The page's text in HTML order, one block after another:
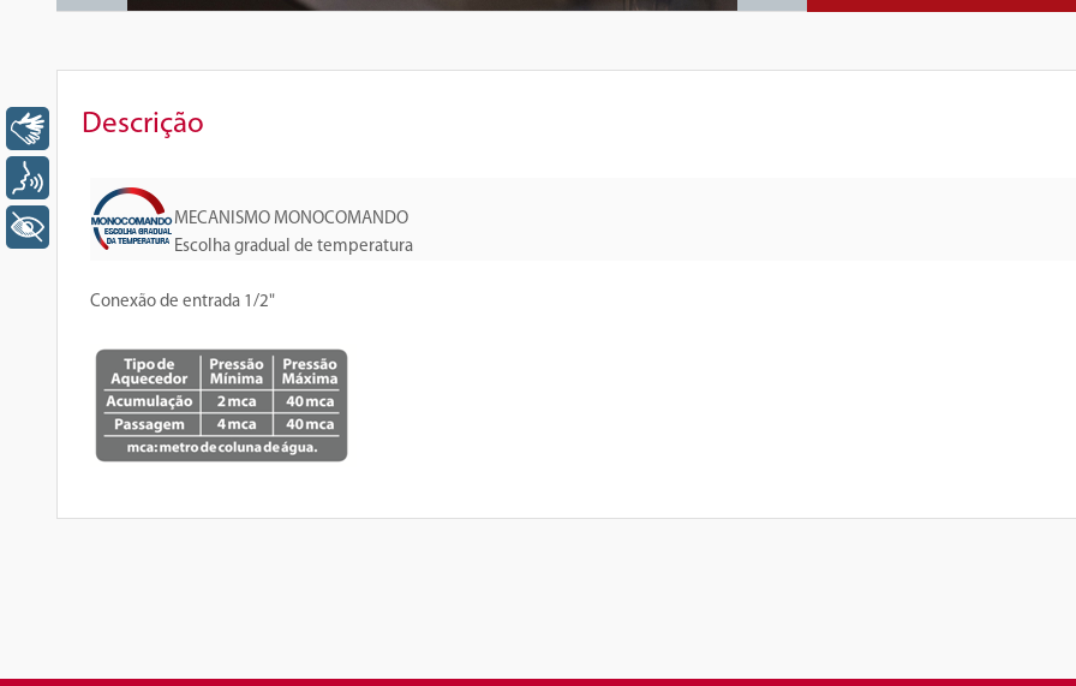
Descrição
MECANISMO MONOCOMANDO
Escolha gradual de temperatura
Conexão de entrada 1/2"
Libras
+ Acessibilidade